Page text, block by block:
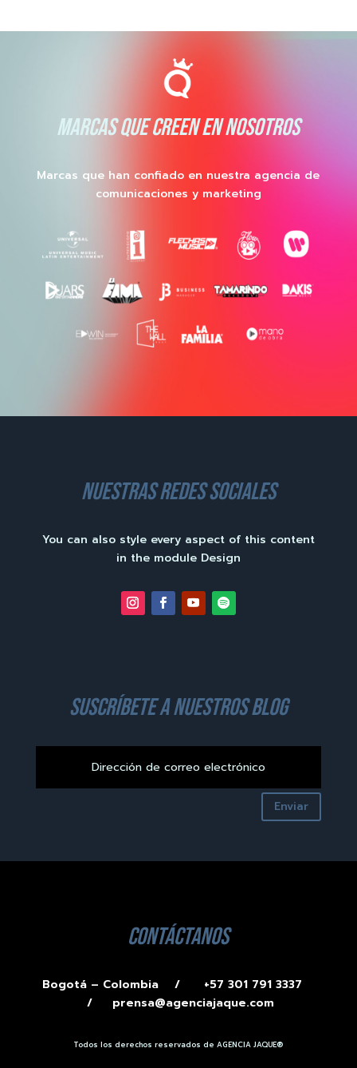
MARCAS QUE CREEN EN NOSOTROS
Marcas que han confiado en nuestra agencia de
comunicaciones y marketing
nuestras redes sociales
You can also style every aspect of this content
in the module Design
suscríbete a nuestros blog
Enviar
contáctanos
Bogotá – Colombia /
+57 301 791 3337
/ prensa@agenciajaque.com
Todos los derechos reservados de AGENCIA JAQUE®